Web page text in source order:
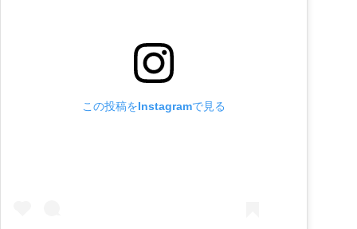
この投稿をInstagramで見る